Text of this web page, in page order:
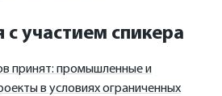
участием спикера
принят: промышленные и
в условиях ограниченных